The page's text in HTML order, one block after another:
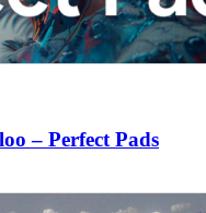
– Perfect Pads